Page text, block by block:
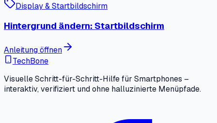
Display & Startbildschirm
Hintergrund ändern: Startbildschirm
Anleitung öffnen
TechBone
Visuelle Schritt-für-Schritt-Hilfe für Smartphones –
interaktiv, verifiziert und ohne halluzinierte Menüpfade.